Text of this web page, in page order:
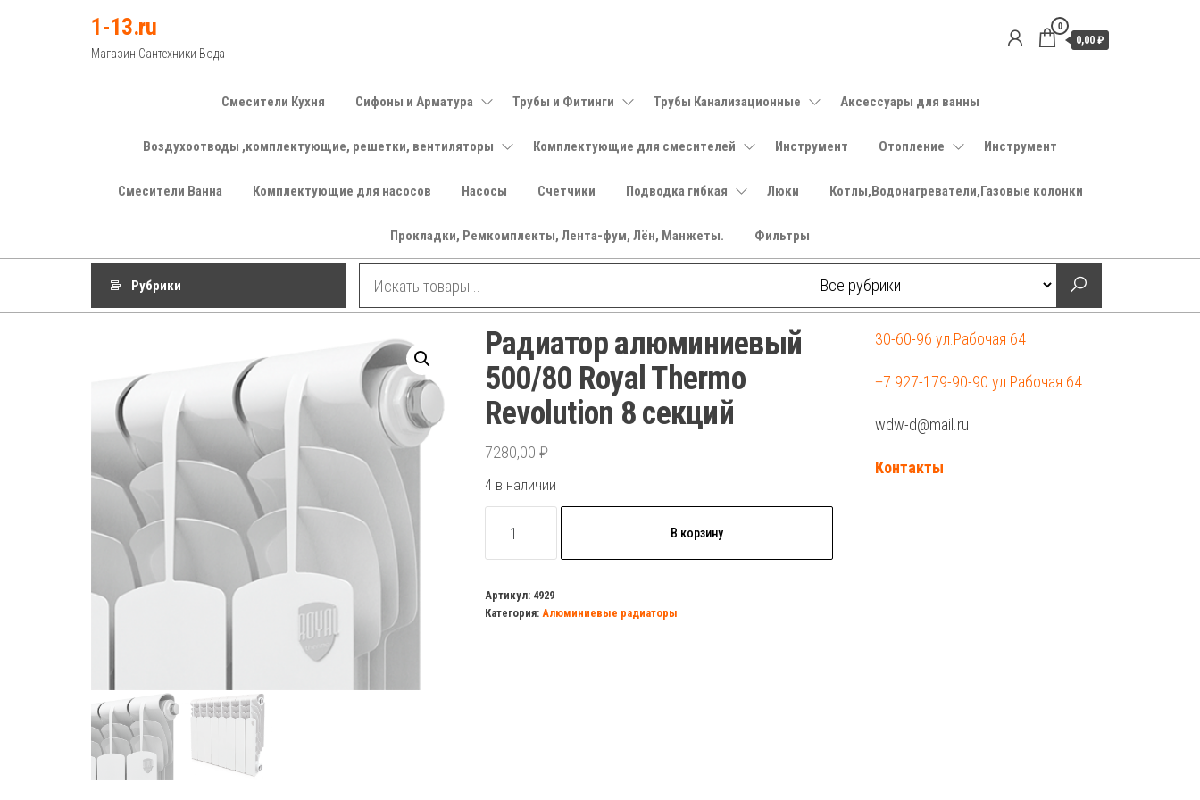
1-13.ru
Магазин Сантехники Вода
0
0,00 ₽
Смесители Кухня Сифоны и Арматура Трубы и Фитинги Трубы Канализационные Аксессуары для ванны
Воздухоотводы ,комплектующие, решетки, вентиляторы Комплектующие для смесителей Инструмент Отопление Инструмент
Смесители Ванна Комплектующие для насосов Насосы Счетчики Подводка гибкая Люки Котлы,Водонагреватели,Газовые колонки
Прокладки, Ремкомплекты, Лента-фум, Лён, Манжеты. Фильтры
Рубрики
Радиатор алюминиевый
500/80 Royal Thermo
Revolution 8 секций
7280,00 ₽
4 в наличии
товара
алюминиевый
500/80
В корзину
Артикул: 4929
Категория: Алюминиевые радиаторы
30-60-96 ул.Рабочая 64
+7 927-179-90-90 ул.Рабочая 64
wdw-d@mail.ru
Контакты